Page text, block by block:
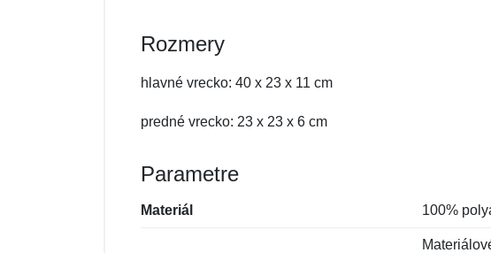
Rozmery
hlavné vrecko: 40 x 23 x 11 cm
predné vrecko: 23 x 23 x 6 cm
Parametre
Materiál 100%